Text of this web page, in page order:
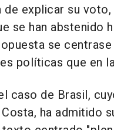
de explicar su
se han abstenido
se
políticas que en
caso de Brasil,
ha admitido